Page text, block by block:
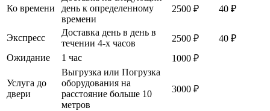
Ко времени
день к определенному
времени
2500 ₽ 40 ₽
Экспресс
Доставка день в день в
течении 4-х часов
2500 ₽
40 ₽
Ожидание
1 час 1000 ₽
Услуга до
двери
Выгрузка или Погрузка
оборудования на
расстояние больше 10
метров
3000 ₽